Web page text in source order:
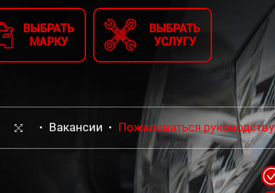
ВЫБРАТЬ
МАРКУ
ВЫБРАТЬ
УСЛУГУ
Вакансии Пожаловаться руководству